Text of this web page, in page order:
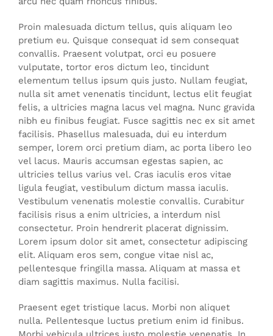
Proin malesuada dictum tellus, quis aliquam leo
pretium eu. Quisque consequat id sem consequat
convallis. Praesent volutpat, orci eu posuere
vulputate, tortor eros dictum leo, tincidunt
elementum tellus ipsum quis justo. Nullam feugiat,
nulla sit amet venenatis tincidunt, lectus elit feugiat
felis, a ultricies magna lacus vel magna. Nunc gravida
nibh eu finibus feugiat. Fusce sagittis nec ex sit amet
facilisis. Phasellus malesuada, dui eu interdum
semper, lorem orci pretium diam, ac porta libero leo
vel lacus. Mauris accumsan egestas sapien, ac
ultricies tellus varius vel. Cras iaculis eros vitae
ligula feugiat, vestibulum dictum massa iaculis.
Vestibulum venenatis molestie convallis. Curabitur
facilisis risus a enim ultricies, a interdum nisl
consectetur. Proin hendrerit placerat dignissim.
Lorem ipsum dolor sit amet, consectetur adipiscing
elit. Aliquam eros sem, congue vitae nisl ac,
pellentesque fringilla massa. Aliquam at massa et
diam sagittis maximus. Nulla facilisi.
Praesent eget tristique lacus. Morbi non aliquet
nulla. Pellentesque luctus pretium enim id finibus.